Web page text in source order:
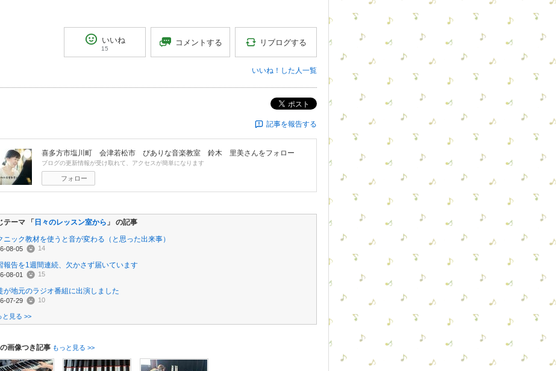
いいね
15
コメントする リブログする
いいね！した人一覧
ポスト
記事を報告する
喜多方市塩川町 会津若松市 ぴありな音楽教室 鈴木 里美さんをフォロー
ブログの更新情報が受け取れて、アクセスが簡単になります
フォロー
テーマ 「 日々のレッスン室から 」 の記事
ニック教材を使うと音が変わる（と思った出来事）
08-05 14
報告を1週間連続、欠かさず届いています
08-01 15
が地元のラジオ番組に出演しました
07-29 10
と見る >>
画像つき記事 もっと見る >>